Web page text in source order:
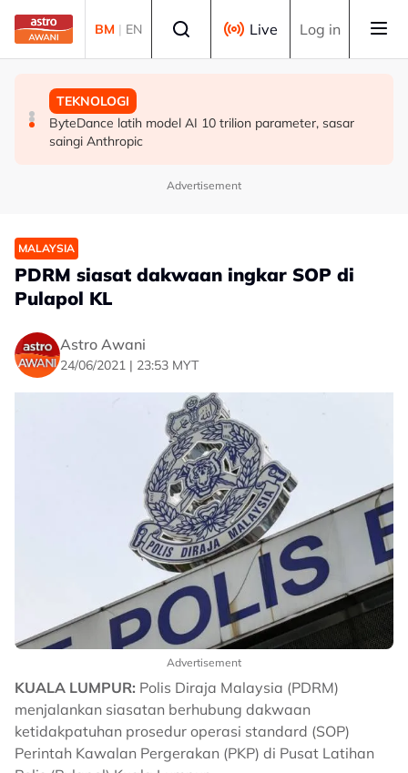
Skip to main content
BM | EN Live Log in
MALAYSIA
Kapal LMSB2 ketiga dilancarkan, dinamakan Tunku
Osman Jewa
POLITIK
'Tiada tawaran sertai Kerajaan Perpaduan, kita tunggu
dan lihat' - Pas
TEKNOLOGI
ByteDance latih model AI 10 trilion parameter, sasar
saingi Anthropic
Advertisement
MALAYSIA
PDRM siasat dakwaan ingkar SOP di
Pulapol KL
Astro Awani
24/06/2021 | 23:53 MYT
Advertisement
KUALA LUMPUR: Polis Diraja Malaysia (PDRM)
menjalankan siasatan berhubung dakwaan
ketidakpatuhan prosedur operasi standard (SOP)
Perintah Kawalan Pergerakan (PKP) di Pusat Latihan